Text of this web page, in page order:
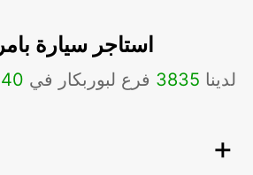
استاجر سيارة
لدينا 3835 فرع لبوربكار في